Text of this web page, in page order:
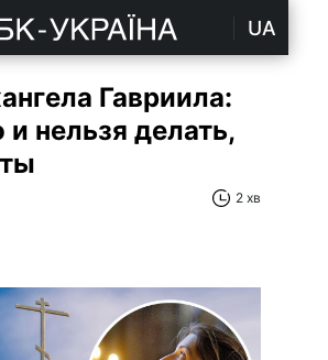
UA
Гавриила:
нельзя делать,
2 хв